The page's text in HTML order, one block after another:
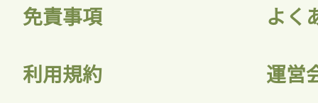
免責事項 よく
利用規約 運営